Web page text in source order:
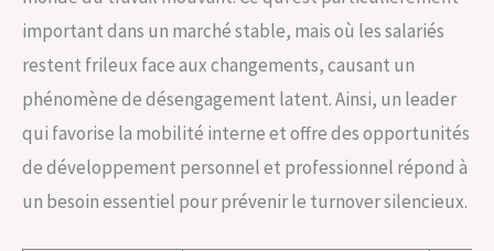
important dans un marché stable, mais où les salariés
restent frileux face aux changements, causant un
phénomène de désengagement latent. Ainsi, un leader
qui favorise la mobilité interne et offre des opportunités
de développement personnel et professionnel répond à
un besoin essentiel pour prévenir le turnover silencieux.